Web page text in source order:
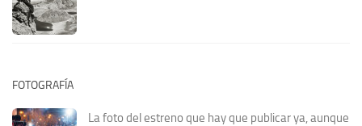
FOTOGRAFÍA
La foto del estreno que hay que publicar ya, aunque